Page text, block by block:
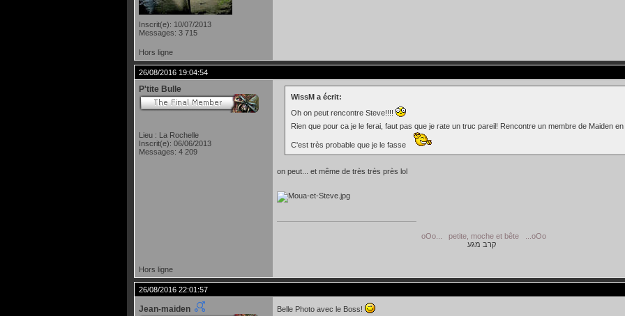
Inscrit(e): 10/07/2013
Messages: 3 715
Hors ligne
26/08/2016 19:04:54
P'tite Bulle
Lieu : La Rochelle
Inscrit(e): 06/06/2013
Messages: 4 209
WissM a écrit:
Oh on peut rencontre Steve!!!!
Rien que pour ca je le ferai, faut pas que je rate un truc pareil! Rencontre un membre de Maiden
C'est très probable que je le fasse
on peut... et même de très très près lol
oOo... petite, moche et bête ...oOo
קרב מגע
Hors ligne
26/08/2016 22:01:57
Jean-maiden Belle Photo avec le Boss!